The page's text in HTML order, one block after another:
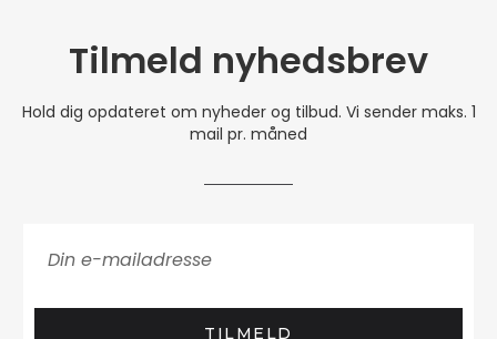
Tilmeld nyhedsbrev
Hold dig opdateret om nyheder og tilbud. Vi sender maks. 1
mail pr. måned
TILMELD